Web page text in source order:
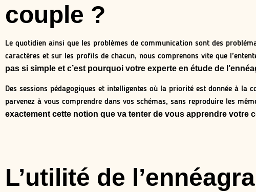
couple ?
Le quotidien ainsi que les problèmes de communication sont des
caractères et sur les profils de chacun, nous comprenons vite que
pas si simple et c’est pourquoi votre experte en étude de
Des sessions pédagogiques et intelligentes où la priorité est donnée à la
parvenez à vous comprendre dans vos schémas, sans reproduire les
exactement cette notion que va tenter de vous apprendre votre
L’utilité de